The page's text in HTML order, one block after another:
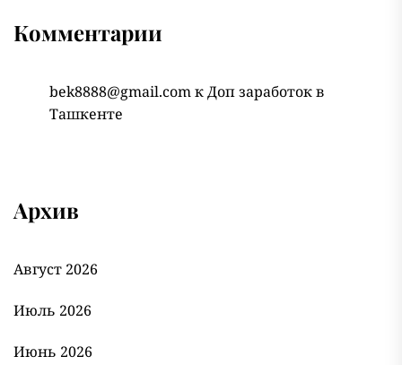
Комментарии
bek8888@gmail.comкДоп заработок в
Ташкенте
Архив
Август 2026
Июль 2026
Июнь 2026